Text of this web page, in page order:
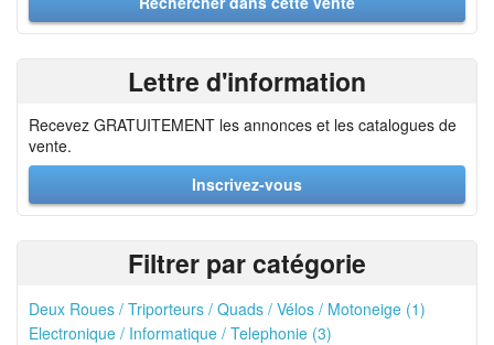
Lettre d'information
Recevez GRATUITEMENT les annonces et les catalogues de
vente.
Inscrivez-vous
Filtrer par catégorie
Deux Roues / Triporteurs / Quads / Vélos / Motoneige (1)
Electronique / Informatique / Telephonie (3)